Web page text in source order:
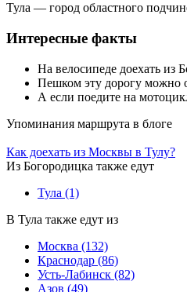
Тула — город областного
Интересные факты
На велосипеде доехать из
Пешком эту дорогу можно
А если поедите на
Упоминания маршрута в блоге
Как доехать из Москвы в Тулу?
Из Богородицка также едут
Тула (1)
В Тула также едут из
Москва (132)
Краснодар (86)
Усть-Лабинск (82)
Азов (49)